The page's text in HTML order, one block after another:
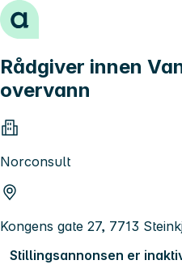
Hopp til innhold
Rådgiver innen
overvann
Norconsult
Kongens gate 27, 7713
Stillingsannonsen er